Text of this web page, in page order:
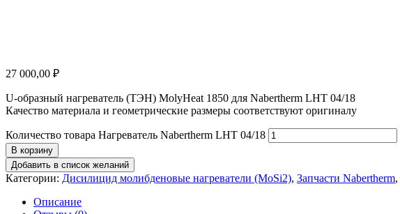
27 000,00 ₽
U-образный нагреватель (ТЭН) MolyHeat 1850 для Nabertherm LHT 04/18
Качество материала и геометрические размеры соответствуют оригиналу
Количество товара Нагреватель Nabertherm LHT 04/18
В корзину
Добавить в список желаний
Категории: Дисилицид молибденовые нагреватели (MoSi2), Запчасти Nabertherm,
Описание